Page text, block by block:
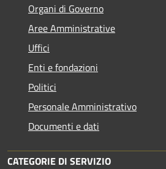
Organi di Governo
Aree Amministrative
Uffici
Enti e fondazioni
Politici
Personale Amministrativo
Documenti e dati
CATEGORIE DI SERVIZIO